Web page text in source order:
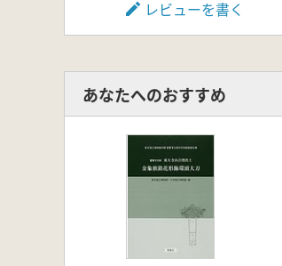
レビューを書く
あなたへのおすすめ